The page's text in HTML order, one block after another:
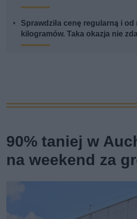
Sprawdziła cenę regularną i od
kilogramów. Taka okazja nie
90% taniej w
na weekend za